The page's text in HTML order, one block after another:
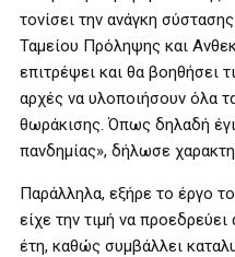
τονίσει την ανάγκη
Ταμείου Πρόληψης και
επιτρέψει και θα βοηθήσει
αρχές να υλοποιήσουν όλα
θωράκισης. Όπως δηλαδή
πανδημίας», δήλωσε
Παράλληλα, εξήρε το έργο
είχε την τιμή να
έτη, καθώς συμβάλλει